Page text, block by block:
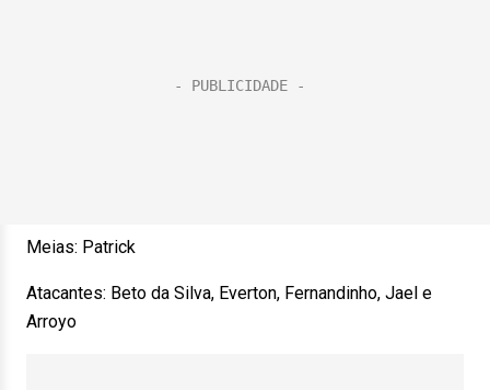
Meias: Patrick
Atacantes: Beto da Silva, Everton, Fernandinho, Jael e
Arroyo